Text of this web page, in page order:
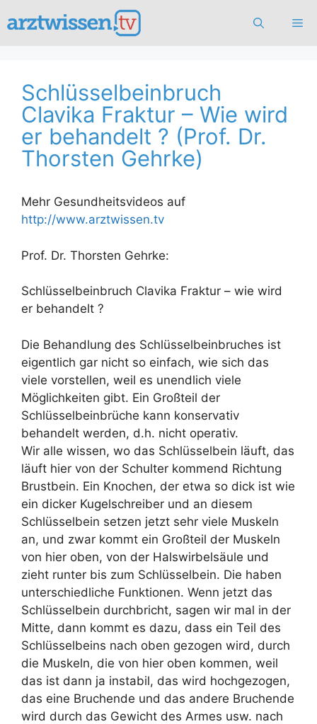
Inhalt
Schlüsselbeinbruch
Clavika Fraktur – Wie wird
er behandelt ? (Prof. Dr.
Thorsten Gehrke)
Mehr Gesundheitsvideos auf
http://www.arztwissen.tv
Prof. Dr. Thorsten Gehrke:
Schlüsselbeinbruch Clavika Fraktur – wie wird
er behandelt ?
Die Behandlung des Schlüsselbeinbruches ist
eigentlich gar nicht so einfach, wie sich das
viele vorstellen, weil es unendlich viele
Möglichkeiten gibt. Ein Großteil der
Schlüsselbeinbrüche kann konservativ
behandelt werden, d.h. nicht operativ.
Wir alle wissen, wo das Schlüsselbein läuft, das
läuft hier von der Schulter kommend Richtung
Brustbein. Ein Knochen, der etwa so dick ist wie
ein dicker Kugelschreiber und an diesem
Schlüsselbein setzen jetzt sehr viele Muskeln
an, und zwar kommt ein Großteil der Muskeln
von hier oben, von der Halswirbelsäule und
zieht runter bis zum Schlüsselbein. Die haben
unterschiedliche Funktionen. Wenn jetzt das
Schlüsselbein durchbricht, sagen wir mal in der
Mitte, dann kommt es dazu, dass ein Teil des
Schlüsselbeins nach oben gezogen wird, durch
die Muskeln, die von hier oben kommen, weil
das ist dann ja instabil, das wird hochgezogen,
das eine Bruchende und das andere Bruchende
wird durch das Gewicht des Armes usw. nach